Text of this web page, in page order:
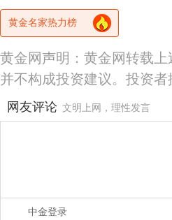
黄金名家热力榜
黄金网声明：黄金网转载
并不构成投资建议。投资者
网友评论 文明上网，理性发言
中金登录